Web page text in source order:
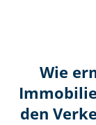
Wie
den